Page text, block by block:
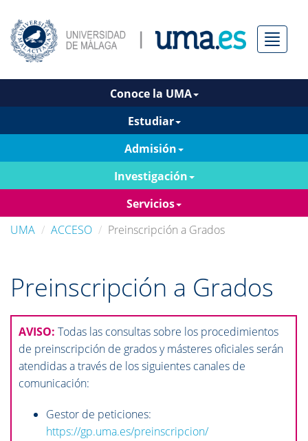
Menú
Conoce la UMA
Estudiar
Admisión
Investigación
Servicios
UMA
ACCESO Preinscripción a Grados
Preinscripción a Grados
AVISO: Todas las consultas sobre los procedimientos
de preinscripción de grados y másteres oficiales serán
atendidas a través de los siguientes canales de
comunicación:
Gestor de peticiones:
https://gp.uma.es/preinscripcion/